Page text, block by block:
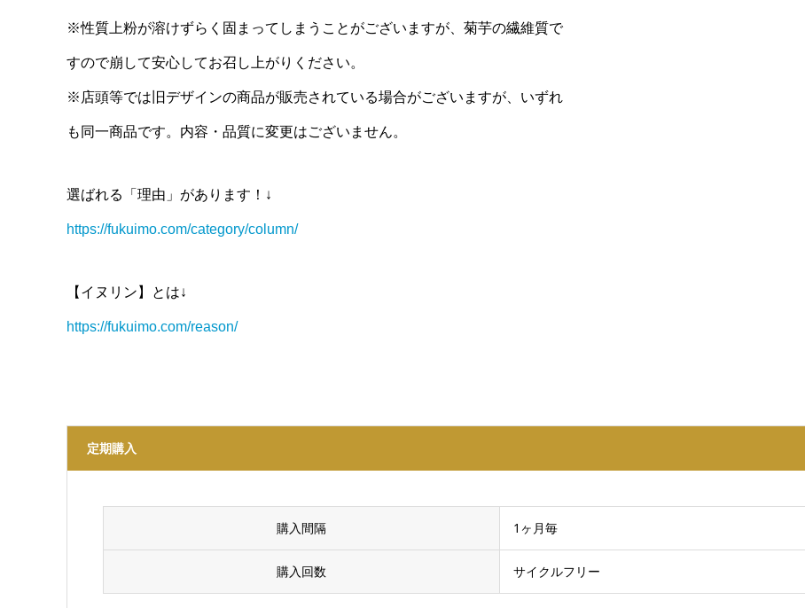
※性質上粉が溶けずらく固まってしまうことがございますが、菊芋の繊維質で
すので崩して安心してお召し上がりください。
※店頭等では旧デザインの商品が販売されている場合がございますが、いずれ
も同一商品です。内容・品質に変更はございません。
選ばれる「理由」があります！↓
https://fukuimo.com/category/column/
【イヌリン】とは↓
https://fukuimo.com/reason/
定期購入
購入間隔 1ヶ月毎
購入回数 サイクルフリー